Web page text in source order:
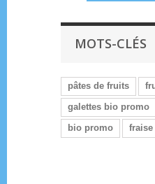
MOTS-CLÉS
pâtes de fruits
galettes bio promo
bio promo
fraise